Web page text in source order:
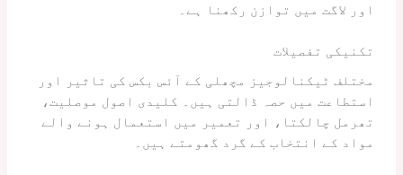
اور لاگت میں توازن رکھنا ہے۔
تکنیکی تفصیلات
مختلف ٹیکنالوجیز مچھلی کے آئس بکس کی تاثیر اور
استطاعت میں حصہ ڈالتی ہیں۔ کلیدی اصول موصلیت،
تھرمل چالکتا، اور تعمیر میں استعمال ہونے والے
مواد کے انتخاب کے گرد گھومتے ہیں۔